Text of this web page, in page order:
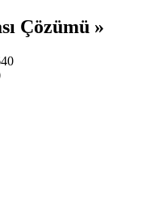
Çözümü »